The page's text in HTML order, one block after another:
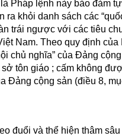
Pháp lệnh này bảo đảm
khỏi danh sách các
trái ngược với các tiêu
Nam. Theo quy định
chủ nghĩa” của Ðảng
tôn giáo ; cấm không
Ðảng cộng sản (điều 8,
đuổi và thể hiện thâm